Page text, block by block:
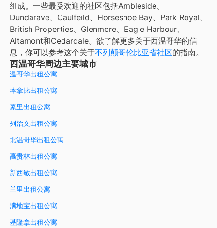
组成。一些最受欢迎的社区包括Ambleside、
Dundarave、Caulfeild、Horseshoe Bay、Park Royal、
British Properties、Glenmore、Eagle Harbour、
Altamont和Cedardale。欲了解更多关于西温哥华的信
息，你可以参考这个关于不列颠哥伦比亚省社区的指南。
西温哥华周边主要城市
温哥华出租公寓
本拿比出租公寓
素里出租公寓
列治文出租公寓
北温哥华出租公寓
高贵林出租公寓
新西敏出租公寓
兰里出租公寓
满地宝出租公寓
基隆拿出租公寓